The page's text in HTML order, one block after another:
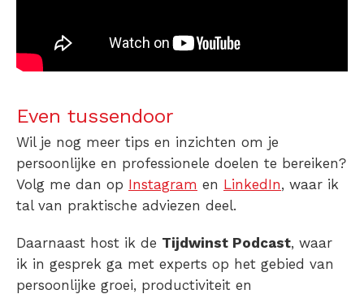
Even tussendoor
Wil je nog meer tips en inzichten om je
persoonlijke en professionele doelen te bereiken?
Volg me dan op Instagram en LinkedIn, waar ik
tal van praktische adviezen deel.
Daarnaast host ik de Tijdwinst Podcast, waar
ik in gesprek ga met experts op het gebied van
persoonlijke groei, productiviteit en